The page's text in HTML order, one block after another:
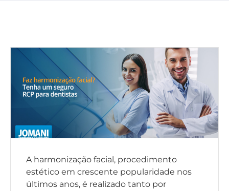
A harmonização facial, procedimento
estético em crescente popularidade nos
últimos anos, é realizado tanto por